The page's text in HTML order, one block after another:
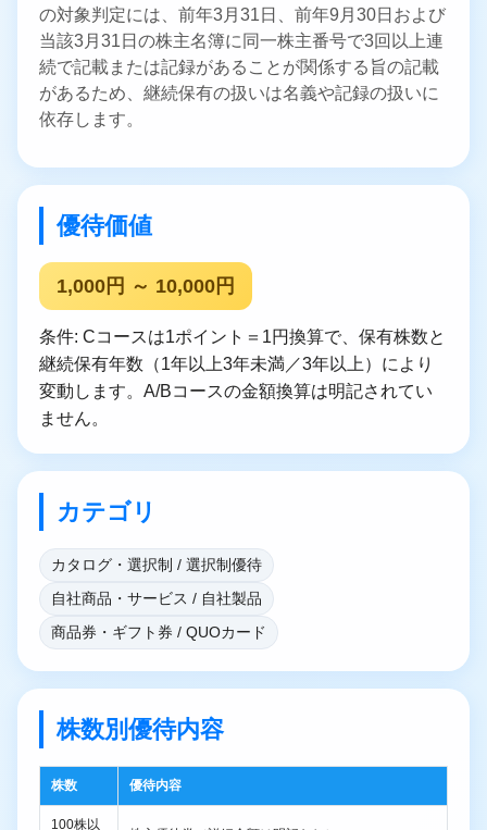
の対象判定には、前年3月31日、前年9月30日および
当該3月31日の株主名簿に同一株主番号で3回以上連
続で記載または記録があることが関係する旨の記載
があるため、継続保有の扱いは名義や記録の扱いに
依存します。
優待価値
1,000円 ～ 10,000円
条件: Cコースは1ポイント＝1円換算で、保有株数と
継続保有年数（1年以上3年未満／3年以上）により
変動します。A/Bコースの金額換算は明記されてい
ません。
カテゴリ
カタログ・選択制 / 選択制優待
自社商品・サービス / 自社製品
商品券・ギフト券 / QUOカード
株数別優待内容
株数 優待内容
100株以